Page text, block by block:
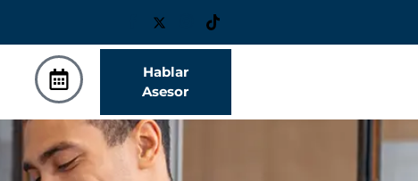
Hablar
Asesor